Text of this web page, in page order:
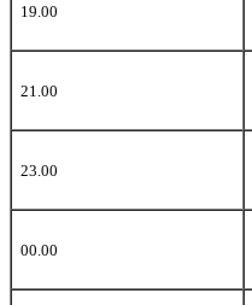
19.00
21.00
23.00
00.00